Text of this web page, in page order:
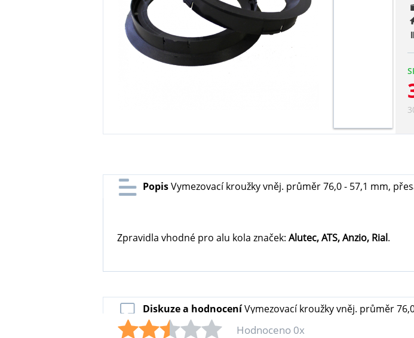
PopisVymezovací kroužky vněj. průměr 76,0 - 57,1 mm,
Zpravidla vhodné pro alu kola značek: Alutec, ATS, Anzio, Rial.
Diskuze a hodnoceníVymezovací kroužky vněj. průměr
Hodnoceno 0x